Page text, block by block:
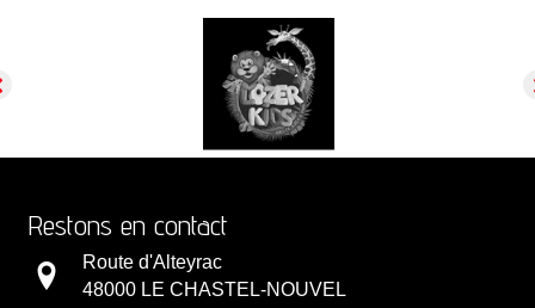
Restons en contact
Route d'Alteyrac
48000 LE CHASTEL-NOUVEL